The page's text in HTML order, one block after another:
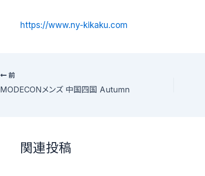
https://www.ny-kikaku.com
前
MODECONメンズ 中国四国 Autumn
関連投稿